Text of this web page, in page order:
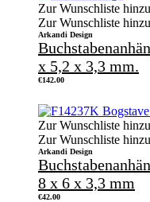
Zur Wunschliste
Zur Wunschliste
Arkandi Design
x 5,2 x 3,3 mm.
€142.00
Zur Wunschliste
Zur Wunschliste
Arkandi Design
8 x 6 x 3,3 mm
€42.00